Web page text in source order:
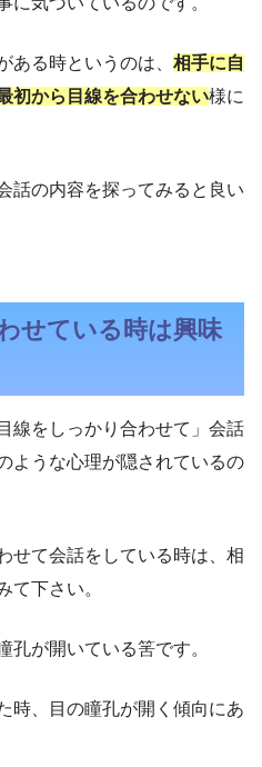
ある時というのは、 相手に自
初から目線を合わせない様に
話の内容を探ってみると良い
せている時は興味
線をしっかり合わせて」会話
ような心理が隠されているの
せて会話をしている時は、相
て下さい。
孔が開いている筈です。
時、目の瞳孔が開く傾向にあ